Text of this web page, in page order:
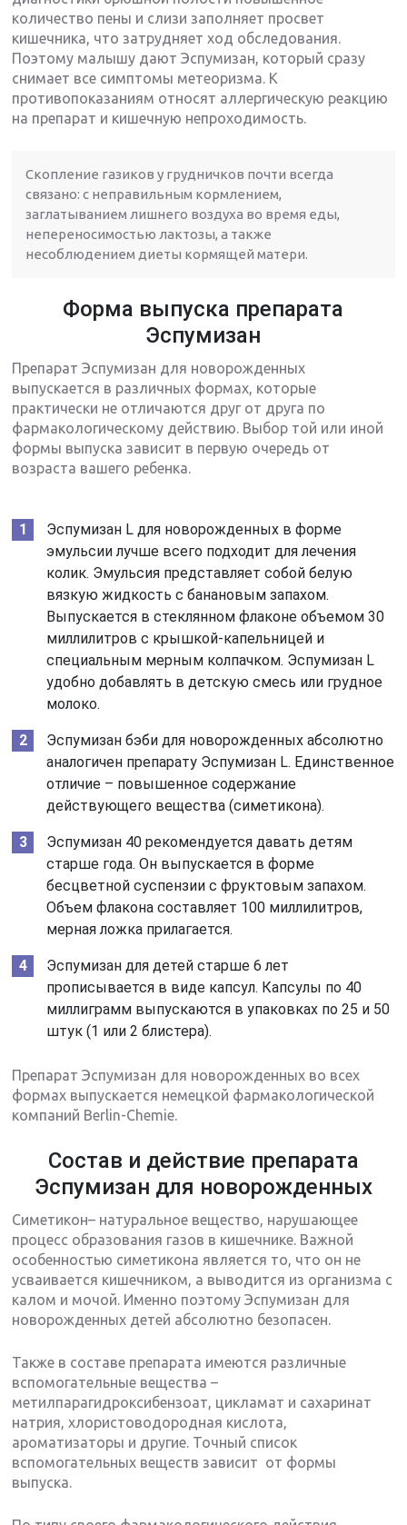
количество пены и слизи заполняет просвет
кишечника, что затрудняет ход обследования.
Поэтому малышу дают Эспумизан, который сразу
снимает все симптомы метеоризма. К
противопоказаниям относят аллергическую реакцию
на препарат и кишечную непроходимость.
Скопление газиков у грудничков почти всегда
связано: с неправильным кормлением,
заглатыванием лишнего воздуха во время еды,
непереносимостью лактозы, а также
несоблюдением диеты кормящей матери.
Форма выпуска препарата
Эспумизан
Препарат Эспумизан для новорожденных
выпускается в различных формах, которые
практически не отличаются друг от друга по
фармакологическому действию. Выбор той или иной
формы выпуска зависит в первую очередь от
возраста вашего ребенка.
Эспумизан L для новорожденных в форме
эмульсии лучше всего подходит для лечения
колик. Эмульсия представляет собой белую
вязкую жидкость с банановым запахом.
Выпускается в стеклянном флаконе объемом 30
миллилитров с крышкой-капельницей и
специальным мерным колпачком. Эспумизан L
удобно добавлять в детскую смесь или грудное
молоко.
Эспумизан бэби для новорожденных абсолютно
аналогичен препарату Эспумизан L. Единственное
отличие – повышенное содержание
действующего вещества (симетикона).
Эспумизан 40 рекомендуется давать детям
старше года. Он выпускается в форме
бесцветной суспензии с фруктовым запахом.
Объем флакона составляет 100 миллилитров,
мерная ложка прилагается.
Эспумизан для детей старше 6 лет
прописывается в виде капсул. Капсулы по 40
миллиграмм выпускаются в упаковках по 25 и 50
штук (1 или 2 блистера).
Препарат Эспумизан для новорожденных во всех
формах выпускается немецкой фармакологической
компаний Berlin-Chemie.
Состав и действие препарата
Эспумизан для новорожденных
Симетикон– натуральное вещество, нарушающее
процесс образования газов в кишечнике. Важной
особенностью симетикона является то, что он не
усваивается кишечником, а выводится из организма с
калом и мочой. Именно поэтому Эспумизан для
новорожденных детей абсолютно безопасен.
Также в составе препарата имеются различные
вспомогательные вещества –
метилпарагидроксибензоат, цикламат и сахаринат
натрия, хлористоводородная кислота,
ароматизаторы и другие. Точный список
вспомогательных веществ зависит от формы
выпуска.